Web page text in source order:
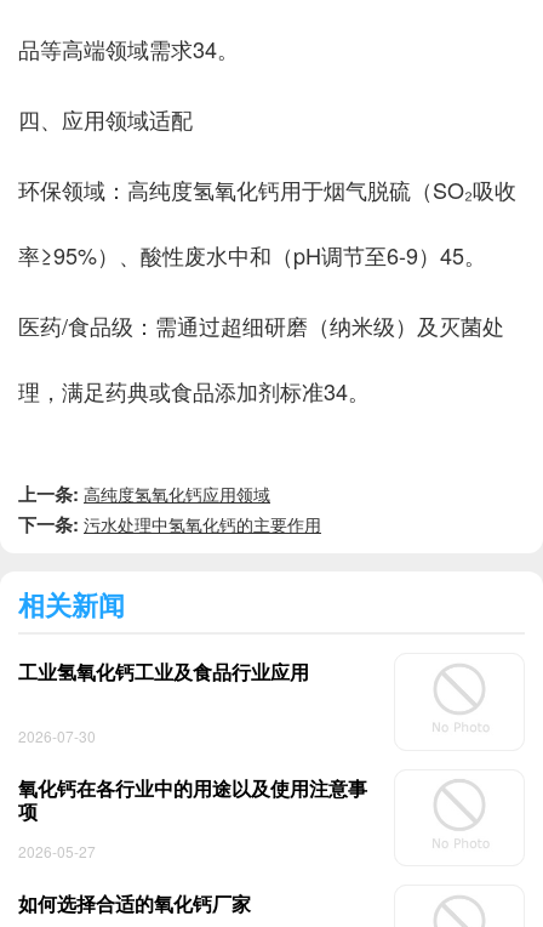
品等高端领域需求‌34。
四、应用领域适配
‌环保领域‌：高纯度氢氧化钙用于烟气脱硫（SO₂吸收
率≥95%）、酸性废水中和（pH调节至6-9）‌45。
‌医药/食品级‌：需通过超细研磨（纳米级）及灭菌处
理，满足药典或食品添加剂标准‌34。
上一条: 高纯度氢氧化钙应用领域
下一条: 污水处理中氢氧化钙的主要作用
相关新闻
工业氢氧化钙工业及食品行业应用
2026-07-30
氧化钙在各行业中的用途以及使用注意事
项
2026-05-27
如何选择合适的氧化钙厂家